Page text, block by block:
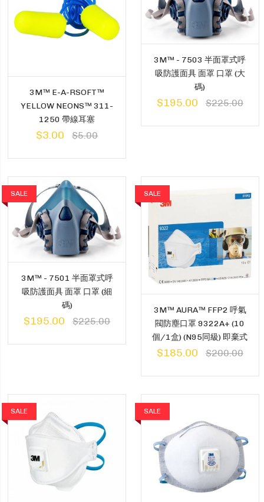
3M™ E-A-RSOFT™
YELLOW NEONS™ 311-
1250 帶線耳塞
$3.00 $5.00
3M™ - 7503 半面罩式呼
吸防護面具 面罩 口罩 (大
碼)
$195.00 $225.00
SALE
3M™ - 7501 半面罩式呼
吸防護面具 面罩 口罩 (細
碼)
$195.00 $225.00
SALE
3M™ AURA™ FFP2 呼氣
閥防塵口罩 9322A+ (10
個/1盒) (N95同級) 即棄式
$185.00 $200.00
SALE SALE